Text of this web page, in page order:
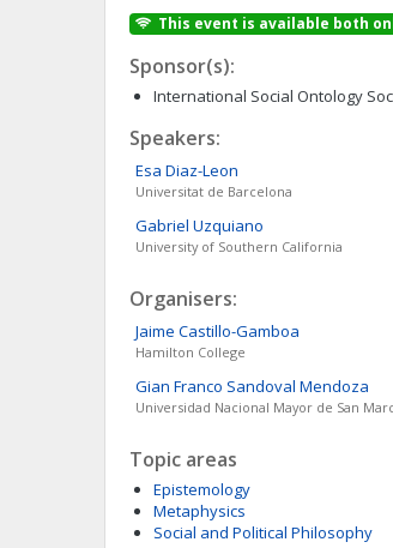
This event is available both
Sponsor(s):
International Social Ontology
Speakers:
Esa Diaz-Leon
Universitat de Barcelona
Gabriel Uzquiano
University of Southern California
Organisers:
Jaime Castillo-Gamboa
Hamilton College
Gian Franco Sandoval Mendoza
Universidad Nacional Mayor de San
Topic areas
Epistemology
Metaphysics
Social and Political Philosophy